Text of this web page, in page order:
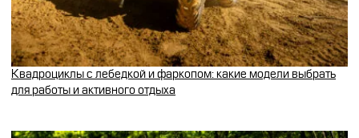
Квадроциклы с лебедкой и фаркопом: какие модели выбрать
для работы и активного отдыха